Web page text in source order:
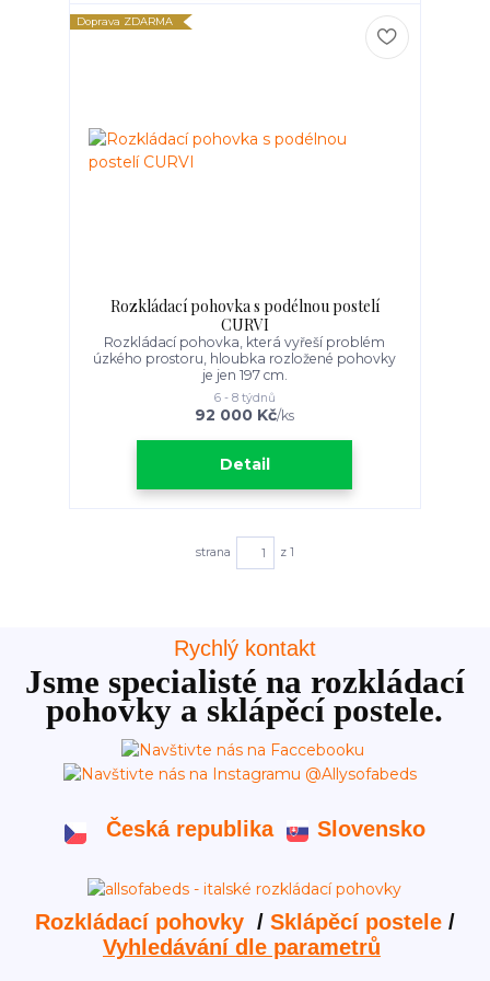
Doprava ZDARMA
Rozkládací pohovka s podélnou postelí
CURVI
Rozkládací pohovka, která vyřeší problém
úzkého prostoru, hloubka rozložené pohovky
je jen 197 cm.
92 000 Kč/ks
6 - 8 týdnů
Detail
strana z 1
Rychlý kontakt
Jsme specialisté na rozkládací
pohovky a sklápěcí postele.
Česká republika Slovensko
Rozkládací pohovky / Sklápěcí postele/
Vyhledávání dle parametrů